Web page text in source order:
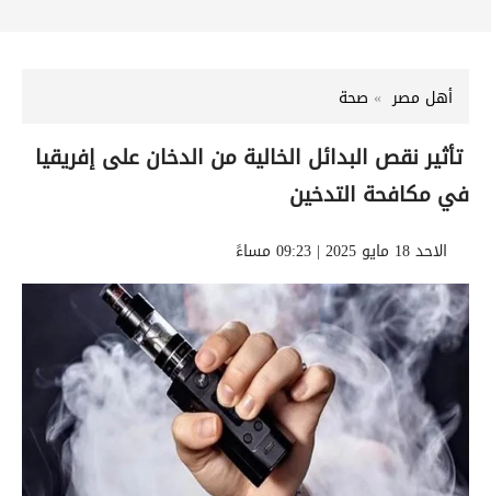
أهل مصر صحة
تأثير نقص البدائل الخالية من الدخان على إفريقيا
في مكافحة التدخين
الاحد 18 مايو 2025 | 09:23 مساءً